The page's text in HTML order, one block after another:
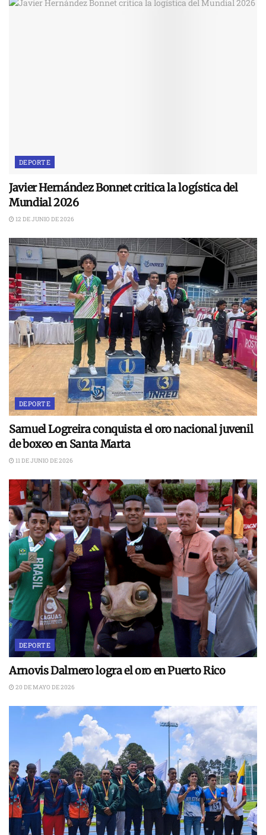
DEPORTE
Javier Hernández Bonnet critica la logística del
Mundial 2026
12 DE JUNIO DE 2026
DEPORTE
Samuel Logreira conquista el oro nacional juvenil
de boxeo en Santa Marta
11 DE JUNIO DE 2026
DEPORTE
Arnovis Dalmero logra el oro en Puerto Rico
20 DE MAYO DE 2026